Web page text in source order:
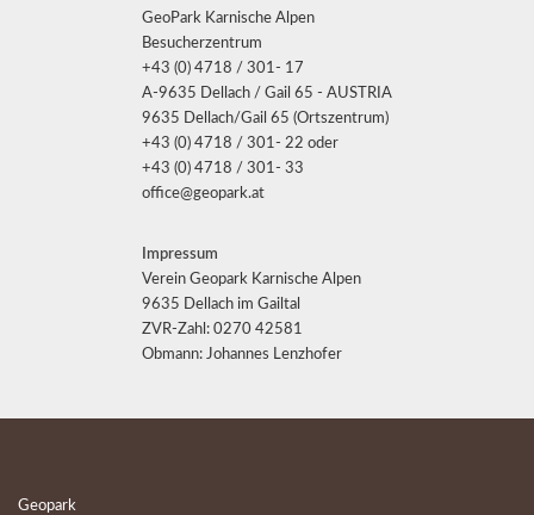
GeoPark Karnische Alpen
Besucherzentrum
+43 (0) 4718 / 301- 17
A-9635 Dellach / Gail 65 - AUSTRIA
9635 Dellach/Gail 65 (Ortszentrum)
+43 (0) 4718 / 301- 22 oder
+43 (0) 4718 / 301- 33
office@geopark.at
Impressum
Verein Geopark Karnische Alpen
9635 Dellach im Gailtal
ZVR-Zahl: 0270 42581
Obmann: Johannes Lenzhofer
Geopark